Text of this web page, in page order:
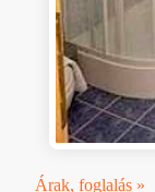
Árak, foglalás »